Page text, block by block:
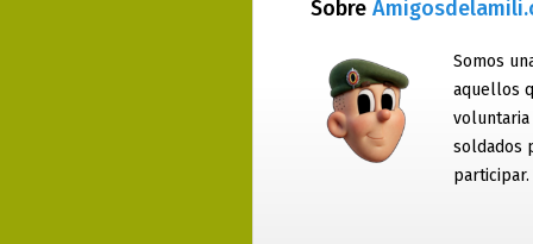
Sobre
Somos
aquellos
voluntaria
soldados
participar.